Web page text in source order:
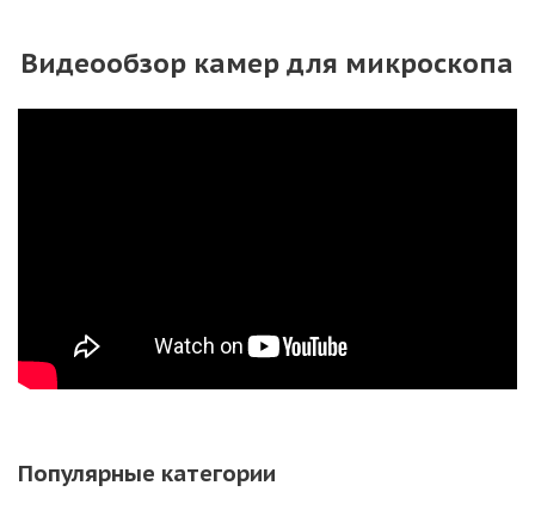
Видеообзор камер для микроскопа
Популярные категории